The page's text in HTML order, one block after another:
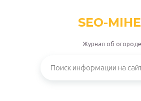
SEO-
Журнал об огороде